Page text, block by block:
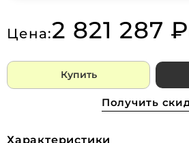
Цена:2 821 287 ₽
Купить
Получить
Характеристики